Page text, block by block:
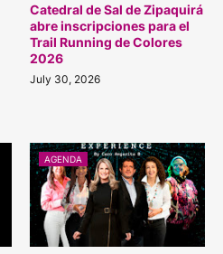
Catedral de Sal de Zipaquirá
abre inscripciones para el
Trail Running de Colores
2026
July 30, 2026
AGENDA